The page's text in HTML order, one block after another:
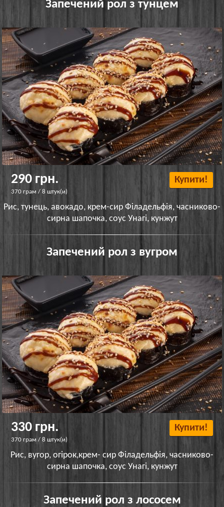
Запечений рол з тунцем
290 грн.
370 грам / 8 штук(и)
Купити!
Рис, тунець, авокадо, крем-сир Філадельфія, часниково-
сирна шапочка, соус Унагі, кунжут
Запечений рол з вугром
330 грн.
370 грам / 8 штук(и)
Купити!
Рис, вугор, огірок,крем- сир Філадельфія, часниково-
сирна шапочка, соус Унагі, кунжут
Запечений рол з лососем